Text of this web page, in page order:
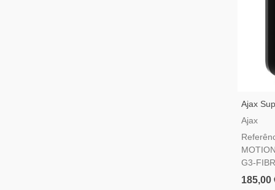
Ajax
Plus
3
Ajax
G3-
185,00